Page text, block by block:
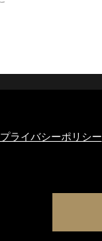
プライバシーポリシー